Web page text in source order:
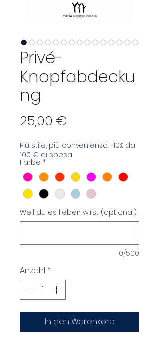
Privé-
Knopfabdecku
ng
25,00 €
Più stile, più convenienza: -10% da
100 € di spesa
Farbe *
Weil du es lieben wirst (optional)
0/500
Anzahl *
In den Warenkorb